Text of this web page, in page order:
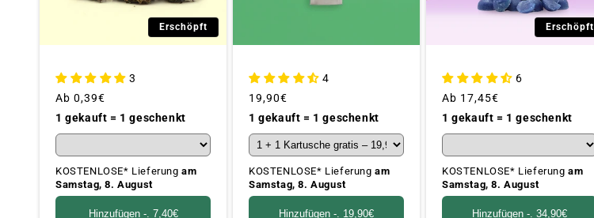
Erschöpft
3
Üblicher
Preis
Ab 0,39€
1 gekauft = 1 geschenkt
KOSTENLOSE* Lieferungam
Samstag, 8. August
Hinzufügen -. 7,40€
4
Üblicher
Preis
19,90€
1 gekauft = 1 geschenkt
KOSTENLOSE* Lieferungam
Samstag, 8. August
Hinzufügen -. 19,90€
Erschöpft
6
Üblicher
Preis
Ab 17,45€
1 gekauft = 1 geschenkt
KOSTENLOSE* Lieferungam
Samstag, 8. August
Hinzufügen -. 34,90€